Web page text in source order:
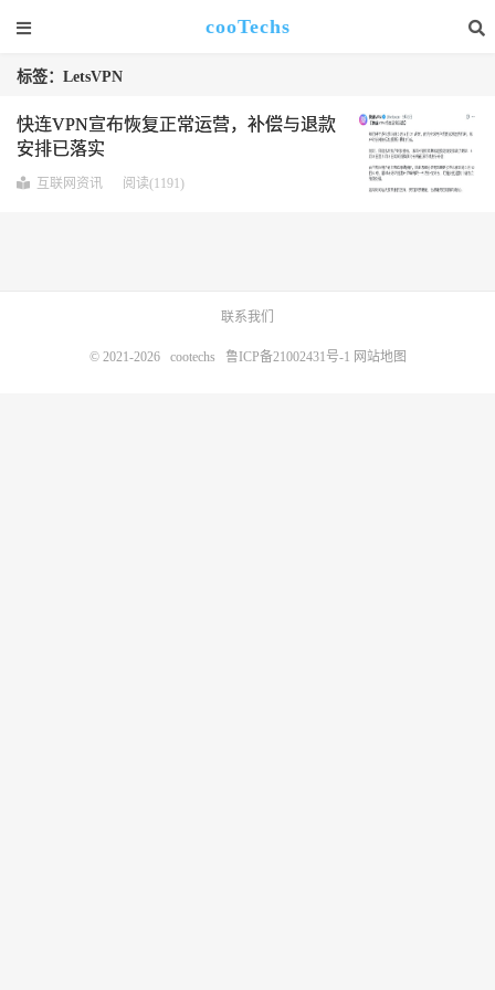
cooTechs
标签：LetsVPN
快连VPN宣布恢复正常运营，补偿与退款
安排已落实
互联网资讯 阅读(1191)
联系我们
© 2021-2026 cootechs 鲁ICP备21002431号-1 网站地图